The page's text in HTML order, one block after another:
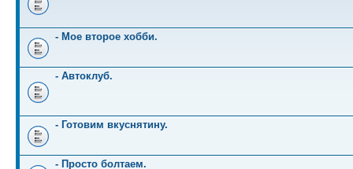
- Мое второе хобби.
- Автоклуб.
- Готовим вкуснятину.
- Просто болтаем.